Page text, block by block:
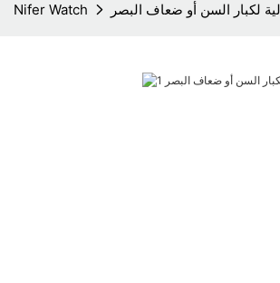
Nifer Watch لكبار السن أو ضعاف البصر